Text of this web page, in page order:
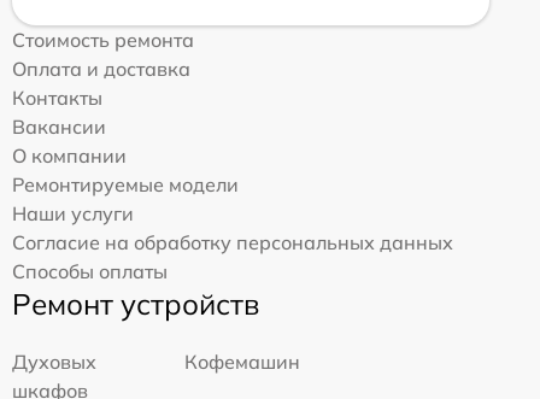
Стоимость ремонта
Оплата и доставка
Контакты
Вакансии
О компании
Ремонтируемые модели
Наши услуги
Согласие на обработку персональных данных
Способы оплаты
Ремонт устройств
Духовых
шкафов
Кофемашин